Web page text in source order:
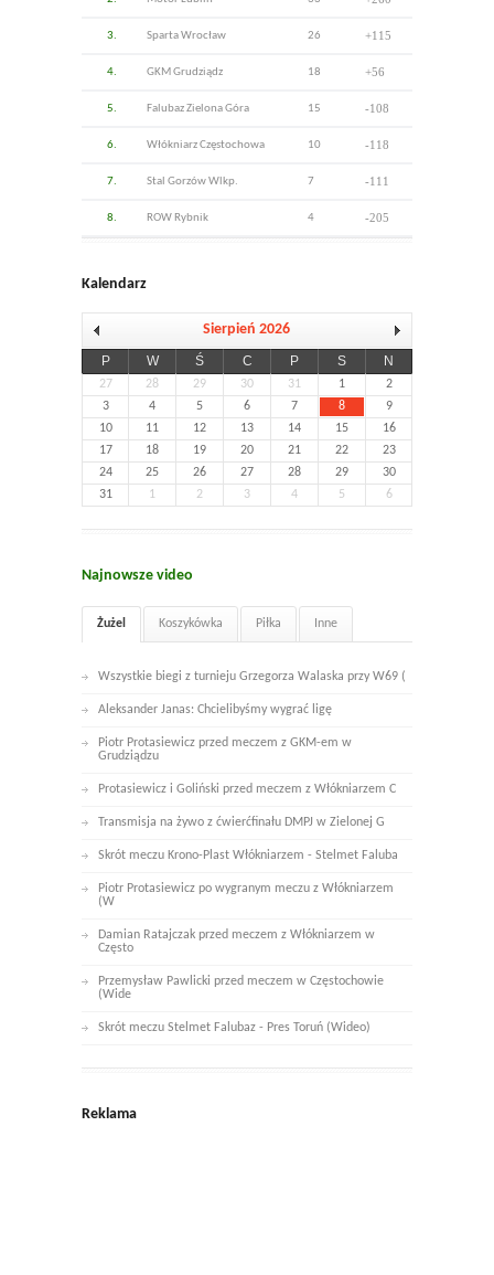
3. Sparta Wrocław 26 +115
4. GKM Grudziądz 18 +56
5. Falubaz Zielona Góra 15 -108
6. Włókniarz Częstochowa 10 -118
7. Stal Gorzów Wlkp. 7 -111
8. ROW Rybnik 4 -205
Kalendarz
Sierpień 2026
P W Ś C P S N
27 28 29 30 31 1
2
3
4 5 6 7 8
9
10
11 12 13 14 15
16
17
18 19 20 21 22
23
24
25 26 27 28 29
30
31
1 2 3 4 5 6
Najnowsze video
Żużel Koszykówka Piłka Inne
Wszystkie biegi z turnieju Grzegorza Walaska przy W69 (
Aleksander Janas: Chcielibyśmy wygrać ligę
Piotr Protasiewicz przed meczem z GKM-em w
Grudziądzu
Protasiewicz i Goliński przed meczem z Włókniarzem C
Transmisja na żywo z ćwierćfinału DMPJ w Zielonej G
Skrót meczu Krono-Plast Włókniarzem - Stelmet Faluba
Piotr Protasiewicz po wygranym meczu z Włókniarzem
(W
Damian Ratajczak przed meczem z Włókniarzem w
Często
Przemysław Pawlicki przed meczem w Częstochowie
(Wide
Skrót meczu Stelmet Falubaz - Pres Toruń (Wideo)
Reklama